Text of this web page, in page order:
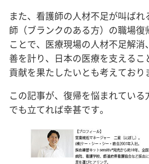
また、看護師の人材不足が叫ばれ
師（ブランクのある方）の職場復
ことで、医療現場の人材不足解
善を計り、日本の医療を支えるこ
貢献を果たしたいとも考えており
この記事が、復帰を悩まれている
でも立てれば幸甚です。